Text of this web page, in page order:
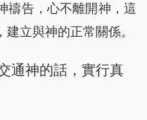
禱告，心不離開神，這
立與神的正常關係。
通神的話，實行真